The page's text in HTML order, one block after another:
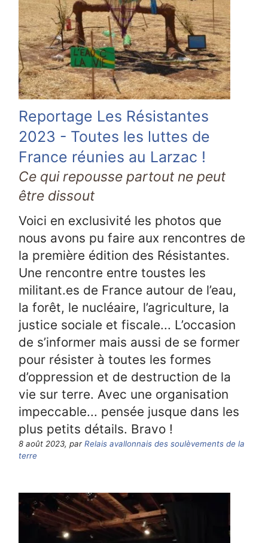
Reportage Les Résistantes
2023 - Toutes les luttes de
France réunies au Larzac !
Ce qui repousse partout ne peut
être dissout
Voici en exclusivité les photos que
nous avons pu faire aux rencontres de
la première édition des Résistantes.
Une rencontre entre toustes les
militant.es de France autour de l’eau,
la forêt, le nucléaire, l’agriculture, la
justice sociale et fiscale... L’occasion
de s’informer mais aussi de se former
pour résister à toutes les formes
d’oppression et de destruction de la
vie sur terre. Avec une organisation
impeccable... pensée jusque dans les
plus petits détails. Bravo !
8 août 2023, parRelais avallonnais des soulèvements de la
terre